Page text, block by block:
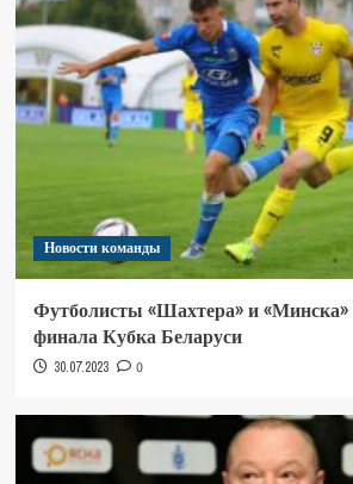
Новости команды
Футболисты «Шахтера» и
финала Кубка Беларуси
30.07.2023 0